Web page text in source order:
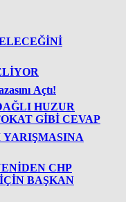
Açtı!
HUZUR
GİBİ CEVAP
CHP
BAŞKAN